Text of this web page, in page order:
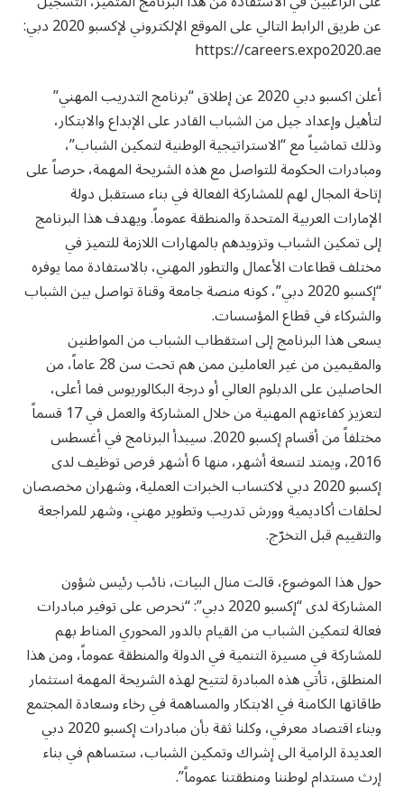
عن طريق الرابط التالي على الموقع الإلكتروني لإكسبو 2020 دبي:
https://careers.expo2020.ae
أعلن اكسبو دبي 2020 عن إطلاق “برنامج التدريب المهني”
لتأهيل وإعداد جيل من الشباب القادر على الإبداع والابتكار،
وذلك تماشياً مع “الاستراتيجية الوطنية لتمكين الشباب”،
ومبادرات الحكومة للتواصل مع هذه الشريحة المهمة، حرصاً على
إتاحة المجال لهم للمشاركة الفعالة في بناء مستقبل دولة
الإمارات العربية المتحدة والمنطقة عموماً. ويهدف هذا البرنامج
إلى تمكين الشباب وتزويدهم بالمهارات اللازمة للتميز في
مختلف قطاعات الأعمال والتطور المهني، بالاستفادة مما يوفره
“إكسبو 2020 دبي”، كونه منصة جامعة وقناة تواصل بين الشباب
والشركاء في قطاع المؤسسات.
يسعى هذا البرنامج إلى استقطاب الشباب من المواطنين
والمقيمين من غير العاملين ممن هم تحت سن 28 عاماً، من
الحاصلين على الدبلوم العالي أو درجة البكالوريوس فما أعلى،
لتعزيز كفاءتهم المهنية من خلال المشاركة والعمل في 17 قسماً
مختلفاً من أقسام إكسبو 2020. سيبدأ البرنامج في أغسطس
2016، ويمتد لتسعة أشهر، منها 6 أشهر فرص توظيف لدى
إكسبو 2020 دبي لاكتساب الخبرات العملية، وشهران مخصصان
لحلقات أكاديمية وورش تدريب وتطوير مهني، وشهر للمراجعة
والتقييم قبل التخرّج.
حول هذا الموضوع، قالت منال البيات، نائب رئيس شؤون
المشاركة لدى “إكسبو 2020 دبي”: “نحرص على توفير مبادرات
فعالة لتمكين الشباب من القيام بالدور المحوري المناط بهم
للمشاركة في مسيرة التنمية في الدولة والمنطقة عموماً، ومن هذا
المنطلق، تأتي هذه المبادرة لتتيح لهذه الشريحة المهمة استثمار
طاقاتها الكامنة في الابتكار والمساهمة في رخاء وسعادة المجتمع
وبناء اقتصاد معرفي، وكلنا ثقة بأن مبادرات إكسبو 2020 دبي
العديدة الرامية الى إشراك وتمكين الشباب، ستساهم في بناء
إرث مستدام لوطننا ومنطقتنا عموماً”.